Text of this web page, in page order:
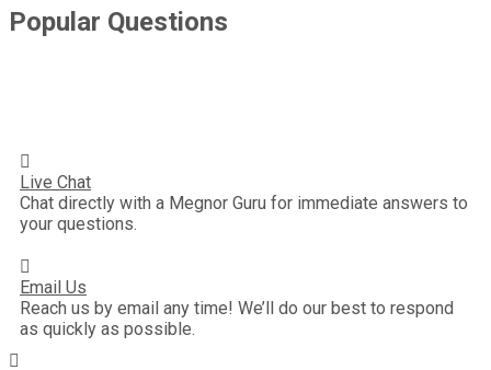
Popular Questions
Live Chat
Chat directly with a Megnor Guru for immediate answers to
your questions.
Email Us
Reach us by email any time! We’ll do our best to respond
as quickly as possible.